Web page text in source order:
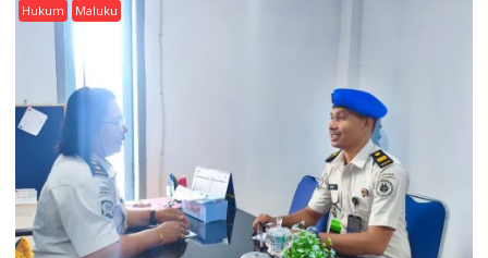
Hukum Maluku